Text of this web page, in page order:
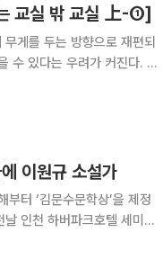
교실 밖 교실 上-①]
게를 두는 방향으로 재편되
수 있다는 우려가 커진다. 현
이원규 소설가
터 ‘김문수문학상’을 제정